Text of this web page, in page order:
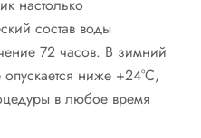
настолько
состав воды
72 часов. В зимний
ниже +24°C,
в любое время